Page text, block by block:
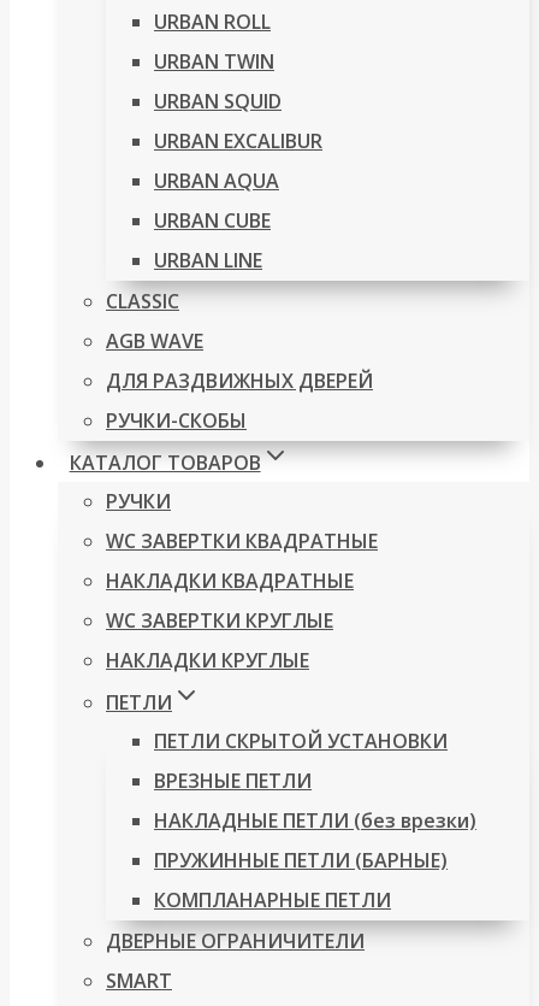
URBAN ROLL
URBAN TWIN
URBAN SQUID
URBAN EXCALIBUR
URBAN AQUA
URBAN CUBE
URBAN LINE
CLASSIC
AGB WAVE
ДЛЯ РАЗДВИЖНЫХ ДВЕРЕЙ
РУЧКИ-СКОБЫ
КАТАЛОГ ТОВАРОВ
РУЧКИ
WC ЗАВЕРТКИ КВАДРАТНЫЕ
НАКЛАДКИ КВАДРАТНЫЕ
WC ЗАВЕРТКИ КРУГЛЫЕ
НАКЛАДКИ КРУГЛЫЕ
ПЕТЛИ
ПЕТЛИ СКРЫТОЙ УСТАНОВКИ
ВРЕЗНЫЕ ПЕТЛИ
НАКЛАДНЫЕ ПЕТЛИ (без врезки)
ПРУЖИННЫЕ ПЕТЛИ (БАРНЫЕ)
КОМПЛАНАРНЫЕ ПЕТЛИ
ДВЕРНЫЕ ОГРАНИЧИТЕЛИ
SMART